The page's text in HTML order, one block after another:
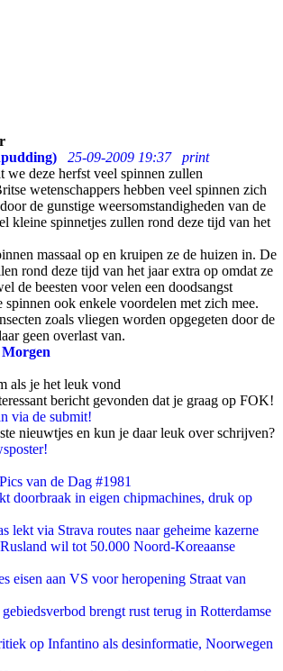
25-09-2009 19:37
print
we deze herfst veel spinnen zullen
wetenschappers hebben veel spinnen zich
de gunstige weersomstandigheden van de
kleine spinnetjes zullen rond deze tijd van het
massaal op en kruipen ze de huizen in. De
rond deze tijd van het jaar extra op omdat ze
de beesten voor velen een doodsangst
spinnen ook enkele voordelen met zich mee.
zoals vliegen worden opgegeten door de
geen overlast van.
als je het leuk vond
bericht gevonden dat je graag op FOK!
via de submit!
nieuwtjes en kun je daar leuk over schrijven?
van de Dag #1981
doorbraak in eigen chipmachines, druk op
lekt via Strava routes naar geheime kazerne
wil tot 50.000 Noord-Koreaanse
eisen aan VS voor heropening Straat van
brengt rust terug in Rotterdamse
op Infantino als desinformatie, Noorwegen